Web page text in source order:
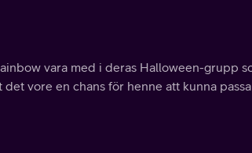
vara med i deras Halloween-grupp
vore en chans för henne att kunna